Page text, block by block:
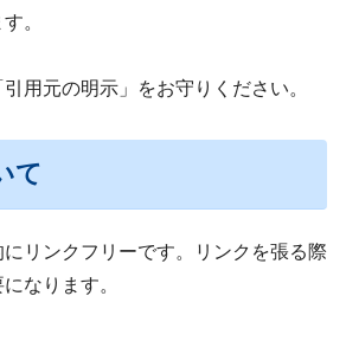
。
用元の明示」をお守りください。
て
リンクフリーです。リンクを張る際
なります。